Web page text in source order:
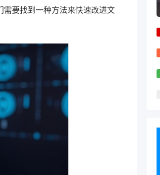
要找到一种方法来快速改进文